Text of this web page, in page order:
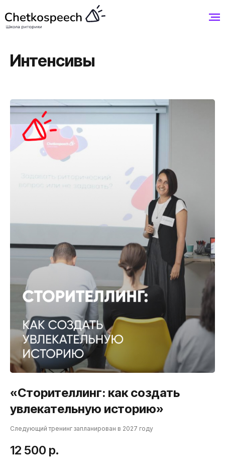
Интенсивы
«Сторителлинг: как создать
увлекательную историю»
Следующий тренинг запланирован в 2027 году
12 500 р.